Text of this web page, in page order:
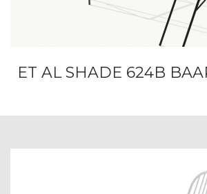
ET AL SHADE 624B